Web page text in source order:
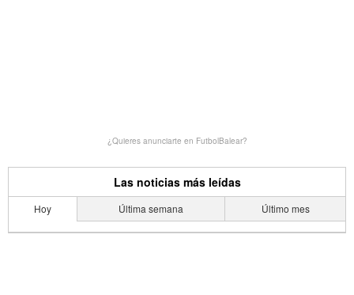
¿Quieres anunciarte en FutbolBalear?
Las noticias más leídas
Hoy Última semana Último mes